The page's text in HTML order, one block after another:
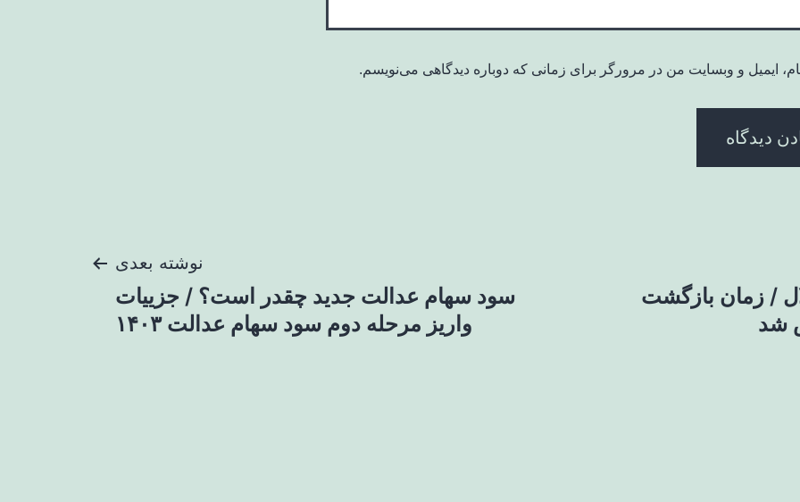
ایمیل و وبسایت من در مرورگر برای زمانی که دوباره دیدگاهی می‌نویسم.
/ زمان بازگشت
شد
نوشته بعدی
سود سهام عدالت جدید چقدر است؟ / جزییات
واریز مرحله دوم سود سهام عدالت ۱۴۰۳